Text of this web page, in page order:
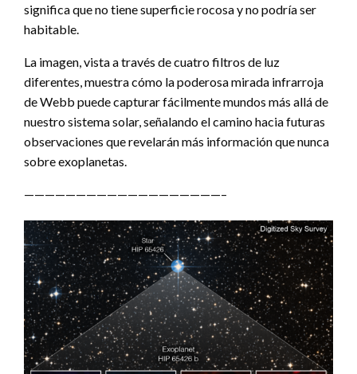
significa que no tiene superficie rocosa y no podría ser
habitable.
La imagen, vista a través de cuatro filtros de luz
diferentes, muestra cómo la poderosa mirada infrarroja
de Webb puede capturar fácilmente mundos más allá de
nuestro sistema solar, señalando el camino hacia futuras
observaciones que revelarán más información que nunca
sobre exoplanetas.
———————————————————–